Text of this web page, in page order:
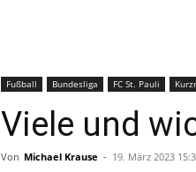
Fußball Bundesliga FC St. Pauli
Viele und
Von Michael Krause - 19. März 2023